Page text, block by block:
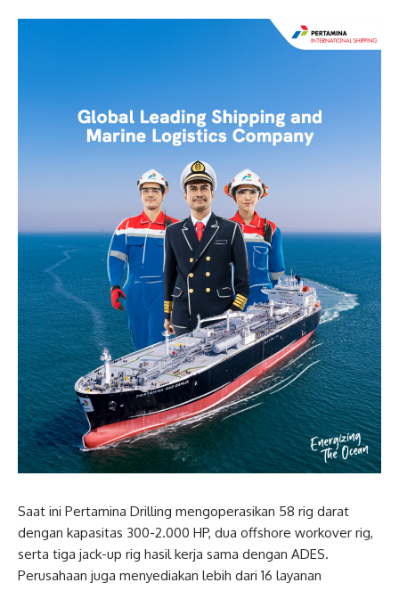
Saat ini Pertamina Drilling mengoperasikan 58 rig darat
dengan kapasitas 300-2.000 HP, dua offshore workover rig,
serta tiga jack-up rig hasil kerja sama dengan ADES.
Perusahaan juga menyediakan lebih dari 16 layanan